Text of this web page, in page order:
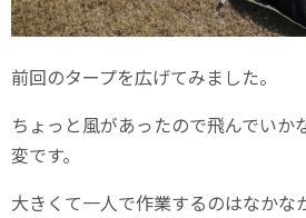
前回のタープを広げてみました。
ちょっと風があったので飛んでいか
変です。
大きくて一人で作業するのはなかな